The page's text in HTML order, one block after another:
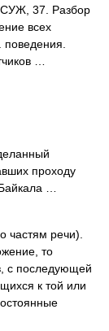
37. Разбор
всех
поведения.
…
проходу
…
частям речи).
то
с последующей
к той или